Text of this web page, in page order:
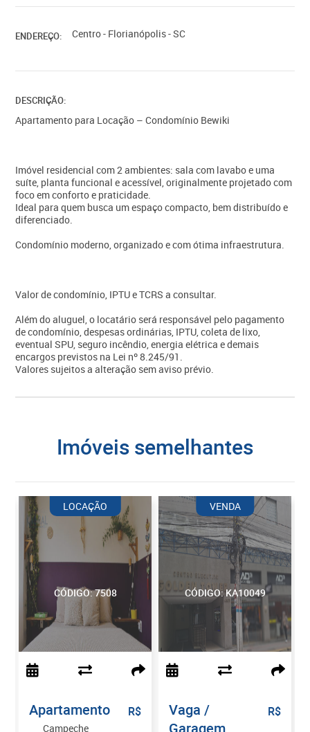
ENDEREÇO: Centro - Florianópolis - SC
DESCRIÇÃO:
Apartamento para Locação – Condomínio Bewiki
Imóvel residencial com 2 ambientes: sala com lavabo e uma
suíte, planta funcional e acessível, originalmente projetado com
foco em conforto e praticidade.
Ideal para quem busca um espaço compacto, bem distribuído e
diferenciado.
Condomínio moderno, organizado e com ótima infraestrutura.
Valor de condomínio, IPTU e TCRS a consultar.
Além do aluguel, o locatário será responsável pelo pagamento
de condomínio, despesas ordinárias, IPTU, coleta de lixo,
eventual SPU, seguro incêndio, energia elétrica e demais
encargos previstos na Lei nº 8.245/91.
Valores sujeitos a alteração sem aviso prévio.
imóveis semelhantes
CÓDIGO: 7508
LOCAÇÃO
Apartamento
Campeche
R$
CÓDIGO: KA10049
VENDA
Vaga /
Garagem
R$